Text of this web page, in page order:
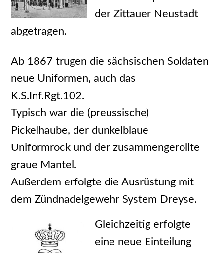
der Zittauer Neustadt
abgetragen.
Ab 1867 trugen die sächsischen Soldaten
neue Uniformen, auch das
K.S.Inf.Rgt.102.
Typisch war die (preussische)
Pickelhaube, der dunkelblaue
Uniformrock und der zusammengerollte
graue Mantel.
Außerdem erfolgte die Ausrüstung mit
dem Zündnadelgewehr System Dreyse.
Gleichzeitig erfolgte
eine neue Einteilung